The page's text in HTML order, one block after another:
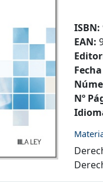
ISBN:
EAN:
Nº